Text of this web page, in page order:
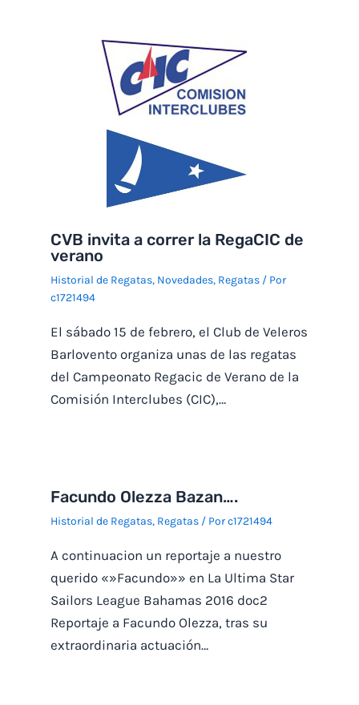
CVB invita a correr la RegaCIC de
verano
Historial de Regatas, Novedades, Regatas/ Por
c1721494
El sábado 15 de febrero, el Club de Veleros
Barlovento organiza unas de las regatas
del Campeonato Regacic de Verano de la
Comisión Interclubes (CIC),…
Facundo Olezza Bazan….
Historial de Regatas, Regatas/ Porc1721494
A continuacion un reportaje a nuestro
querido «»Facundo»» en La Ultima Star
Sailors League Bahamas 2016 doc2
Reportaje a Facundo Olezza, tras su
extraordinaria actuación…